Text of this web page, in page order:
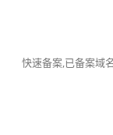
快速备案,已备案域